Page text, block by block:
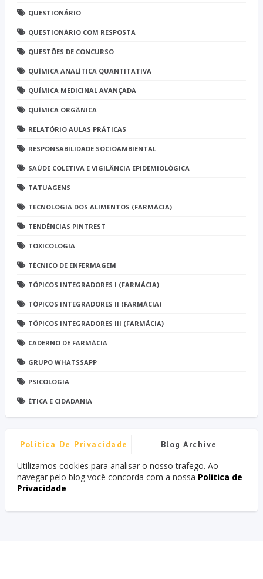
QUESTIONÁRIO
QUESTIONÁRIO COM RESPOSTA
QUESTÕES DE CONCURSO
QUÍMICA ANALÍTICA QUANTITATIVA
QUÍMICA MEDICINAL AVANÇADA
QUÍMICA ORGÂNICA
RELATÓRIO AULAS PRÁTICAS
RESPONSABILIDADE SOCIOAMBIENTAL
SAÚDE COLETIVA E VIGILÂNCIA EPIDEMIOLÓGICA
TATUAGENS
TECNOLOGIA DOS ALIMENTOS (FARMÁCIA)
TENDÊNCIAS PINTREST
TOXICOLOGIA
TÉCNICO DE ENFERMAGEM
TÓPICOS INTEGRADORES I (FARMÁCIA)
TÓPICOS INTEGRADORES II (FARMÁCIA)
TÓPICOS INTEGRADORES III (FARMÁCIA)
CADERNO DE FARMÁCIA
GRUPO WHATSSAPP
PSICOLOGIA
ÉTICA E CIDADANIA
Politica De Privacidade Blog Archive
Utilizamos cookies para analisar o nosso trafego. Ao
navegar pelo blog você concorda com a nossa Politica de
Privacidade